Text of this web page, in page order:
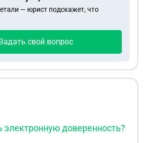
документы написаны с
в наличии), затем проверили
Е. Сказали можно
исправить фамилию в
свидетельство о
— юрист подскажет, что
свой вопрос
электронную доверенность?